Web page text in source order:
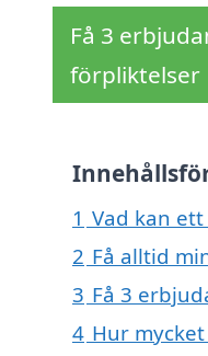
Få 3
förpliktelser
1 Vad kan
2 Få alltid
3 Få 3
4 Hur